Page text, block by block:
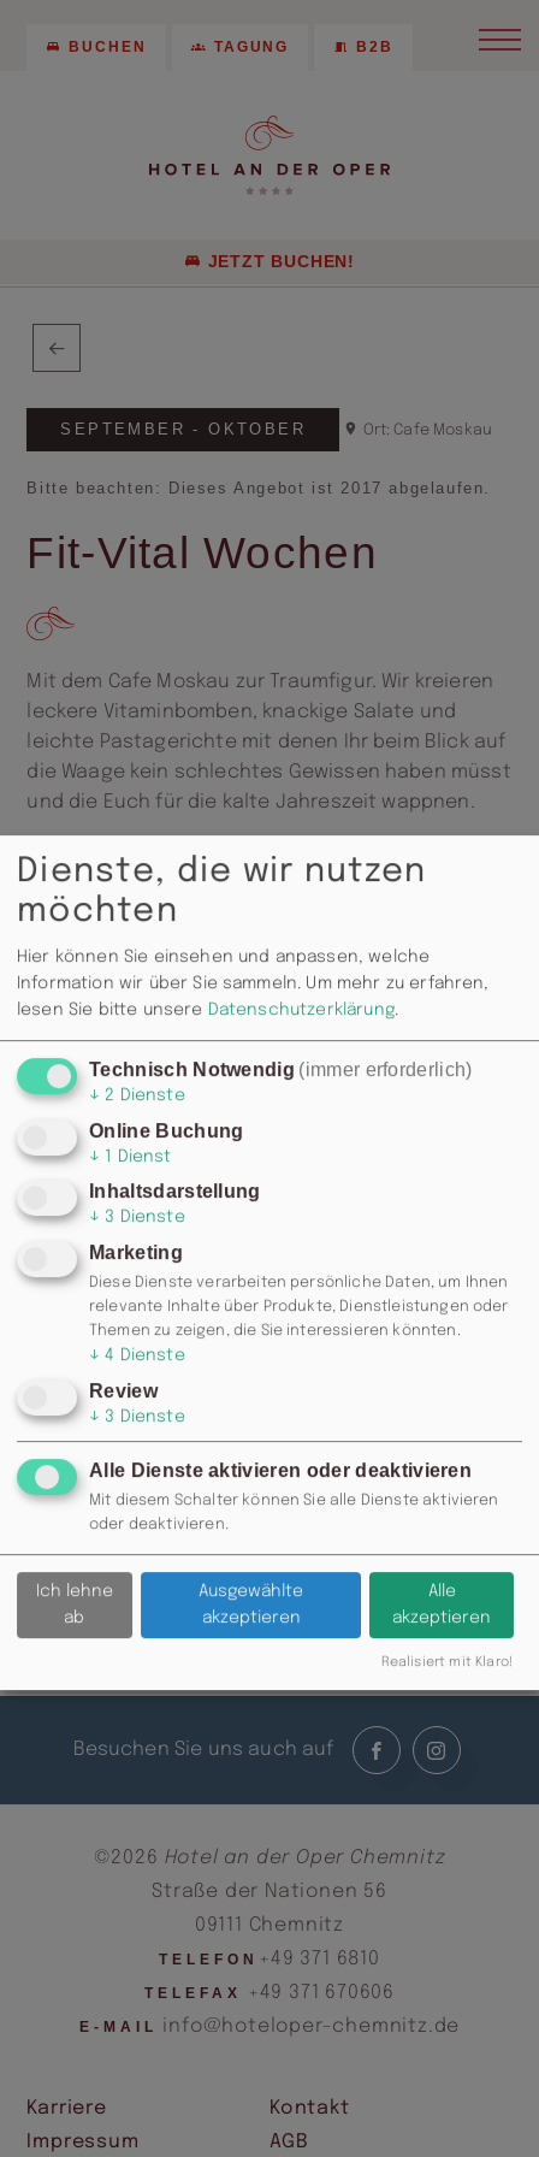
BUCHEN TAGUNG B2B
JETZT BUCHEN!
SEPTEMBER - OKTOBER Ort: Cafe Moskau
Bitte beachten: Dieses Angebot ist 2017 abgelaufen.
Fit-Vital Wochen
Mit dem Cafe Moskau zur Traumfigur. Wir kreieren
leckere Vitaminbomben, knackige Salate und
leichte Pastagerichte mit denen Ihr beim Blick auf
die Waage kein schlechtes Gewissen haben müsst
und die Euch für die kalte Jahreszeit wappnen.
ZUR KARTE
RESERVIERUNG: 0371 / 355 985
CHEMNITZ.DE
Zurück
Besuchen Sie uns auch auf
©2026 Hotel an der Oper Chemnitz
Straße der Nationen 56
09111 Chemnitz
TELEFON +49 371 6810
TELEFAX +49 371 670606
E-MAIL info@hoteloper-chemnitz.de
Karriere
Kontakt
Impressum
AGB
Dienste, die wir nutzen
möchten
Hier können Sie einsehen und anpassen, welche
Information wir über Sie sammeln. Um mehr zu erfahren,
lesen Sie bitte unsere Datenschutzerklärung.
Technisch Notwendig (immer erforderlich)
↓ 2 Dienste
Online Buchung
↓ 1 Dienst
Inhaltsdarstellung
↓ 3 Dienste
Marketing
Diese Dienste verarbeiten persönliche Daten, um Ihnen
relevante Inhalte über Produkte, Dienstleistungen oder
Themen zu zeigen, die Sie interessieren könnten.
↓ 4 Dienste
Review
↓ 3 Dienste
Alle Dienste aktivieren oder deaktivieren
Mit diesem Schalter können Sie alle Dienste aktivieren
oder deaktivieren.
Ich lehne
ab
Ausgewählte
akzeptieren
Alle
akzeptieren
Realisiert mit Klaro!